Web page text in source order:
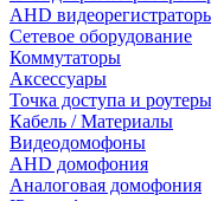
AHD
Сетевое оборудование
Коммутаторы
Аксессуары
Точка доступа и роутеры
Кабель / Материалы
Видеодомофоны
AHD домофония
Аналоговая домофония